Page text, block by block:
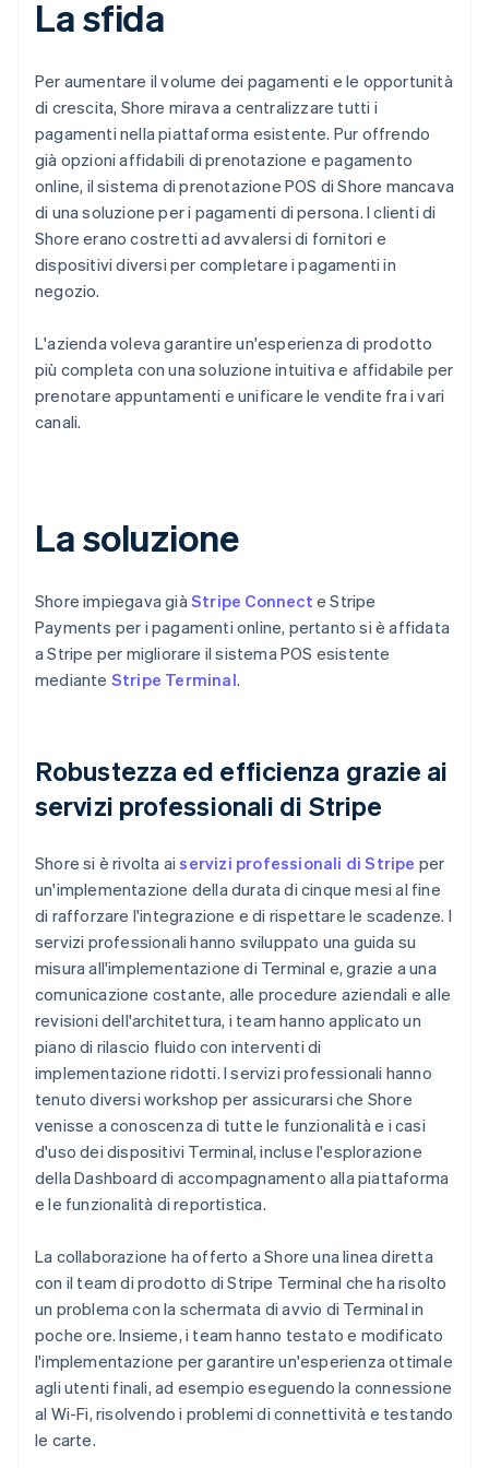
La sfida
Per aumentare il volume dei pagamenti e le opportunità
di crescita, Shore mirava a centralizzare tutti i
pagamenti nella piattaforma esistente. Pur offrendo
già opzioni affidabili di prenotazione e pagamento
online, il sistema di prenotazione POS di Shore mancava
di una soluzione per i pagamenti di persona. I clienti di
Shore erano costretti ad avvalersi di fornitori e
dispositivi diversi per completare i pagamenti in
negozio.
L'azienda voleva garantire un'esperienza di prodotto
più completa con una soluzione intuitiva e affidabile per
prenotare appuntamenti e unificare le vendite fra i vari
canali.
La soluzione
Shore impiegava già Stripe Connect e Stripe
Payments per i pagamenti online, pertanto si è affidata
a Stripe per migliorare il sistema POS esistente
mediante Stripe Terminal.
Robustezza ed efficienza grazie ai
servizi professionali di Stripe
Shore si è rivolta aiservizi professionali di Stripe per
un'implementazione della durata di cinque mesi al fine
di rafforzare l'integrazione e di rispettare le scadenze. I
servizi professionali hanno sviluppato una guida su
misura all'implementazione di Terminal e, grazie a una
comunicazione costante, alle procedure aziendali e alle
revisioni dell'architettura, i team hanno applicato un
piano di rilascio fluido con interventi di
implementazione ridotti. I servizi professionali hanno
tenuto diversi workshop per assicurarsi che Shore
venisse a conoscenza di tutte le funzionalità e i casi
d'uso dei dispositivi Terminal, incluse l'esplorazione
della Dashboard di accompagnamento alla piattaforma
e le funzionalità di reportistica.
La collaborazione ha offerto a Shore una linea diretta
con il team di prodotto di Stripe Terminal che ha risolto
un problema con la schermata di avvio di Terminal in
poche ore. Insieme, i team hanno testato e modificato
l'implementazione per garantire un'esperienza ottimale
agli utenti finali, ad esempio eseguendo la connessione
al Wi-Fi, risolvendo i problemi di connettività e testando
le carte.